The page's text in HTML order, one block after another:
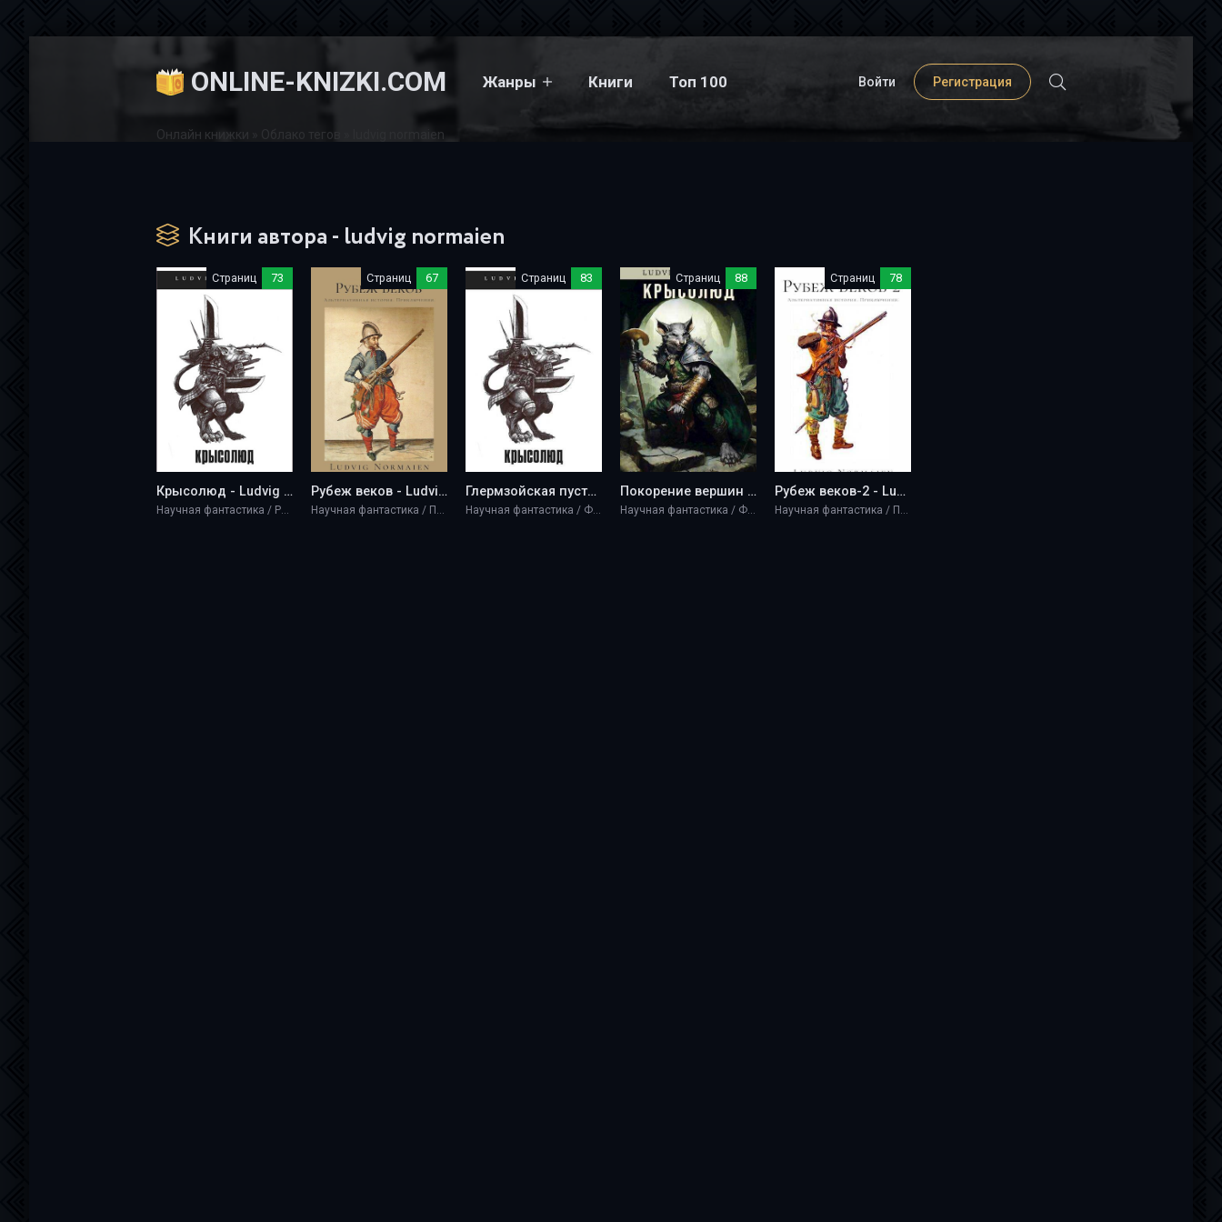
ONLINE-KNIZKI.COM Жанры Книги Топ 100 Войти Регистрация
Онлайн книжки Облако тегов » ludvig normaien
Книги автора - ludvig normaien
Страниц 73
Крысолюд - Ludvig Normaien
Научная фантастика / Разная литература / Фэнтези
Страниц 67
Рубеж веков - Ludvig Normaien
Научная фантастика / Приключение
Страниц 83
Глермзойская пустошь - Ludvig Normaien
Научная фантастика / Фэнтези
Страниц 88
Покорение вершин - Ludvig Normaien
Научная фантастика / Фэнтези
Страниц 78
Рубеж веков-2 - Ludvig Normaien
Научная фантастика / Приключение